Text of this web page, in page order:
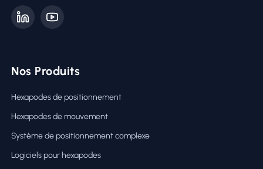
Nos Produits
Hexapodes de positionnement
Hexapodes de mouvement
Système de positionnement complexe
Logiciels pour hexapodes